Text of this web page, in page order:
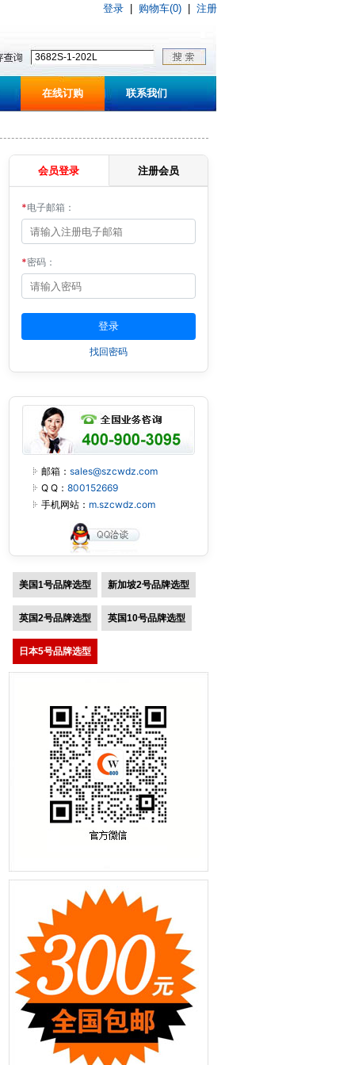
登录 购物车(0) 注册
在线订购 联系我们
会员登录 注册会员
*电子邮箱：
*密码：
找回密码
邮箱： sales@szcwdz.com
Q Q： 800152669
手机网站： m.szcwdz.com
美国1号品牌选型 新加坡2号品牌选型
英国2号品牌选型 英国10号品牌选型
日本5号品牌选型